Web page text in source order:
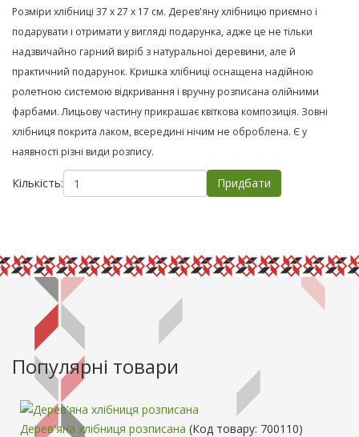
Розміри хлібниці 37 х 27 х 17 см. Дерев'яну хлібницю приємно і
подарувати і отримати у вигляді подарунка, адже це не тільки
надзвичайно гарний виріб з натуральної деревини, але й
практичний подарунок. Кришка хлібниці оснащена надійною
ролетною системою відкривання і вручну розписана олійними
фарбами. Лицьову частину прикрашає квіткова композиція. Зовні
хлібниця покрита лаком, всередині нічим не оброблена. Є у
наявності різні види розпису.
Кількість:
Популярні товари
Дерев'яна хлібниця розписана (Код товару: 700110)